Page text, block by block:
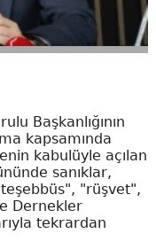
Başkanlığının
kapsamında
kabulüyle açılan
sanıklar,
"rüşvet",
Dernekler
tekrardan